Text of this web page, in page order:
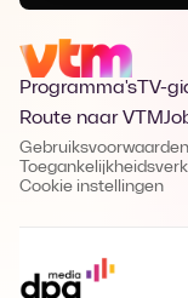
Programma's TV-
Route naar VTM
Gebruiksvoorwaarden
Cookie instellingen